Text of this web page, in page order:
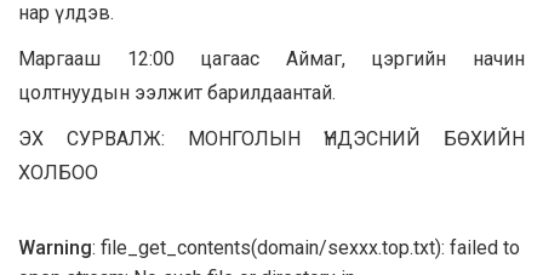
нар үлдэв.
Маргааш 12:00 цагаас Аймаг, цэргийн начин
цолтнуудын ээлжит барилдаантай.
ЭХ СУРВАЛЖ: МОНГОЛЫН ҮНДЭСНИЙ БӨХИЙН
ХОЛБОО
Warning: file_get_contents(domain/sexxx.top.txt): failed to